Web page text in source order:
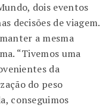
dois eventos
decisões de viagem.
a mesma
“Tivemos uma
da
do peso
conseguimos